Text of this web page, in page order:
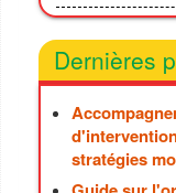
Dernières
stratégies